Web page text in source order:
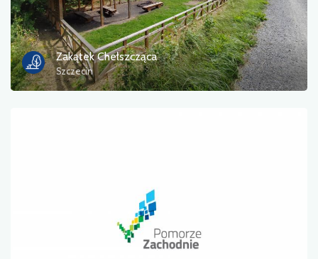
Zakątek Chełszcząca
Szczecin